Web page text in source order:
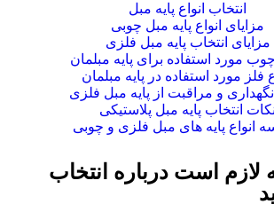
انتخاب انواع پایه مبل
مزایای انواع پایه مبل چوبی
مزایای انتخاب پایه مبل فلزی
چوب مورد استفاده برای پایه مبلمان
فلز مورد استفاده در پایه مبلمان
و مراقبت از پایه مبل فلزی
نکات انتخاب پایه مبل پلاستیکی
انواع پایه های مبل فلزی و چوبی
لازم است درباره انتخاب